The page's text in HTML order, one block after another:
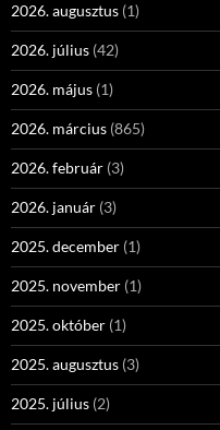
2026. augusztus (1)
2026. július (42)
2026. május (1)
2026. március (865)
2026. február (3)
2026. január (3)
2025. december (1)
2025. november (1)
2025. október (1)
2025. augusztus (3)
2025. július (2)